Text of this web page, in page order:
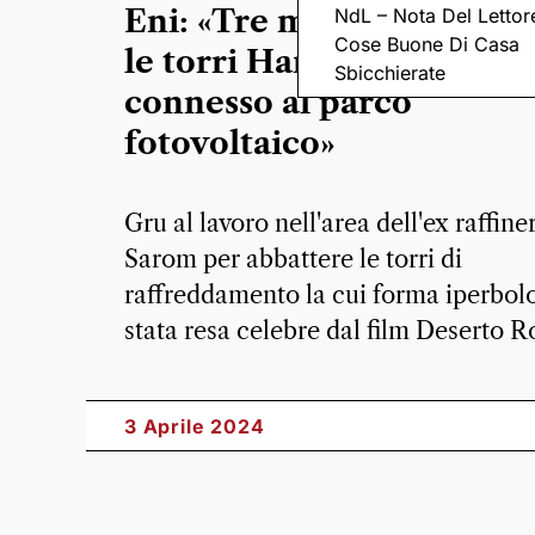
NdL – Nota Del
Cose Buone Di Casa
Sbicchierate
Eni: «Tre mesi per
le torri Hamon, lavoro
connesso al parco
fotovoltaico»
Gru al lavoro nell'area dell'ex
Sarom per abbattere le torri di
raffreddamento la cui forma
stata resa celebre dal film Deserto
3 Aprile 2024